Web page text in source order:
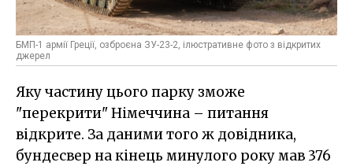
БМП-1 армії Греції, озброєна ЗУ-23-2, ілюстративне фото з відкритих
джерел
Яку частину цього парку зможе
"перекрити" Німеччина – питання
відкрите. За даними того ж довідника,
бундесвер на кінець минулого року мав 376